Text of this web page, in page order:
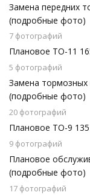
Замена передних
(подробные фото)
7 фотографий
Плановое ТО-11
5 фотографий
Замена
(подробные фото)
20 фотографий
Плановое ТО-9
9 фотографий
Плановое
(подробные фото)
17 фотографий